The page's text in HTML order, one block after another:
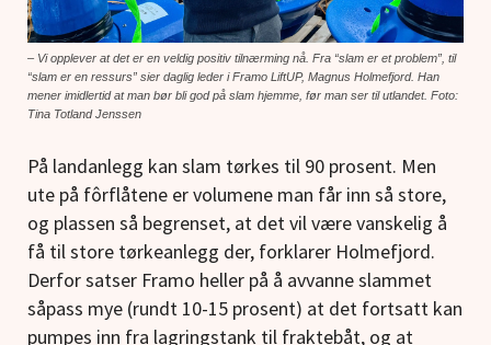
– Vi opplever at det er en veldig positiv tilnærming nå. Fra “slam er et problem”, til
“slam er en ressurs” sier daglig leder i Framo LiftUP, Magnus Holmefjord. Han
mener imidlertid at man bør bli god på slam hjemme, før man ser til utlandet. Foto:
Tina Totland Jenssen
På landanlegg kan slam tørkes til 90 prosent. Men
ute på fôrflåtene er volumene man får inn så store,
og plassen så begrenset, at det vil være vanskelig å
få til store tørkeanlegg der, forklarer Holmefjord.
Derfor satser Framo heller på å avvanne slammet
såpass mye (rundt 10-15 prosent) at det fortsatt kan
pumpes inn fra lagringstank til fraktebåt, og at